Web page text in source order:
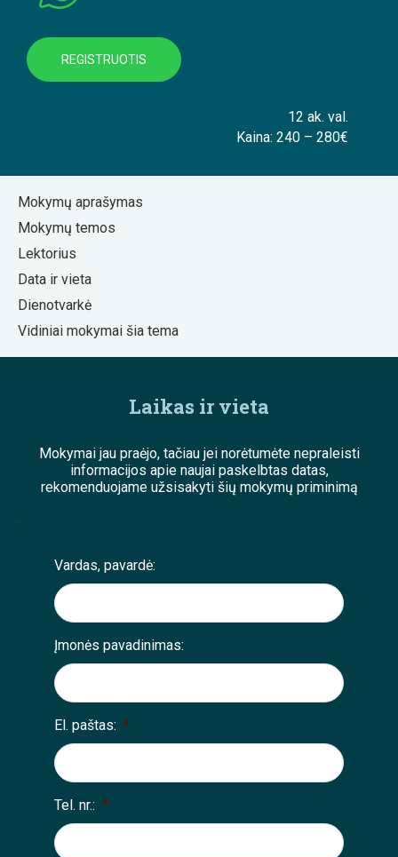
REGISTRUOTIS
12 ak. val.
Kaina: 240 – 280€
Mokymų aprašymas
Mokymų temos
Lektorius
Data ir vieta
Dienotvarkė
Vidiniai mokymai šia tema
Laikas ir vieta
Mokymai jau praėjo, tačiau jei norėtumėte nepraleisti
informacijos apie naujai paskelbtas datas,
rekomenduojame užsisakyti šių mokymų priminimą
;
Vardas, pavardė:
Įmonės pavadinimas:
El. paštas: *
Tel. nr.: *